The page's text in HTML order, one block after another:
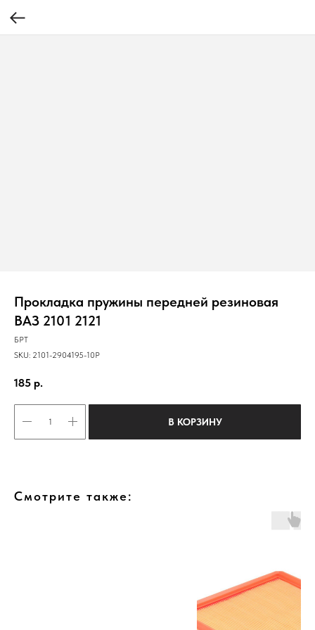
Прокладка пружины передней резиновая
ВАЗ 2101 2121
БРТ
SKU: 2101-2904195-10Р
185 р.
В КОРЗИНУ
Смотрите также: